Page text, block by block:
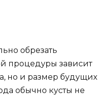
обрезать
процедуры зависит
но и размер будущих
обычно кусты не